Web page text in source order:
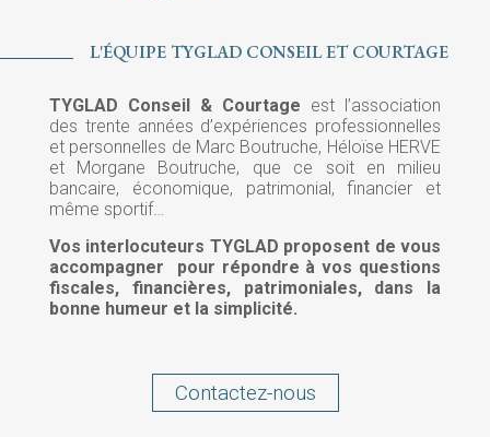
L'ÉQUIPE TYGLAD CONSEIL ET COURTAGE
TYGLAD Conseil & Courtage est l’association
des trente années d’expériences professionnelles
et personnelles de Marc Boutruche, Héloïse HERVE
et Morgane Boutruche, que ce soit en milieu
bancaire, économique, patrimonial, financier et
même sportif…
Vos interlocuteurs TYGLAD proposent de vous
accompagner pour répondre à vos questions
fiscales, financières, patrimoniales, dans la
bonne humeur et la simplicité.
Contactez-nous